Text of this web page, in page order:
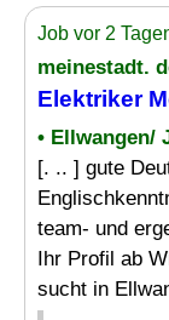
Job vor 2
meinestadt.
Elektriker
• Ellwangen/
[. .. ] gute
team- und
Ihr Profil ab
sucht in